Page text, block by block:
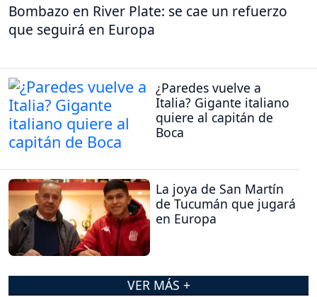
Bombazo en River Plate: se cae un refuerzo
que seguirá en Europa
¿Paredes vuelve a
Italia? Gigante italiano
quiere al capitán de
Boca
La joya de San Martín
de Tucumán que jugará
en Europa
VER MÁS +